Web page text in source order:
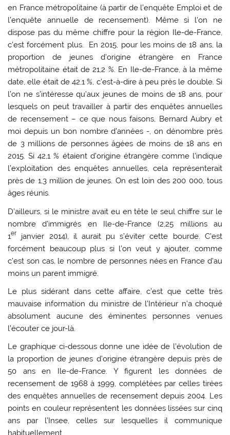
en France métropolitaine (à partir de l’enquête Emploi et de
l’enquête annuelle de recensement). Même si l’on ne
dispose pas du même chiffre pour la région Ile-de-France,
c’est forcément plus. En 2015, pour les moins de 18 ans, la
proportion de jeunes d’origine étrangère en France
métropolitaine était de 21,2 %. En Ile-de-France, à la même
date, elle était de 42,1 %, c’est-à-dire à peu près le double. Si
l’on ne s’intéresse qu’aux jeunes de moins de 18 ans, pour
lesquels on peut travailler à partir des enquêtes annuelles
de recensement – ce que nous faisons, Bernard Aubry et
moi depuis un bon nombre d’années -, on dénombre près
de 3 millions de personnes âgées de moins de 18 ans en
2015. Si 42,1 % étaient d’origine étrangère comme l’indique
l’exploitation des enquêtes annuelles, cela représenterait
près de 1,3 million de jeunes. On est loin des 200 000, tous
âges réunis.
D’ailleurs, si le ministre avait eu en tête le seul chiffre sur le
nombre d’immigrés en Ile-de-France (2,25 millions au
1er
janvier 2014), il aurait pu s’éviter cette bourde. C’est
forcément beaucoup plus si l’on veut y ajouter, comme
c’est son cas, le nombre de personnes nées en France d’au
moins un parent immigré.
Le plus sidérant dans cette affaire, c’est que cette très
mauvaise information du ministre de l’Intérieur n’a choqué
absolument aucune des éminentes personnes venues
l’écouter ce jour-là.
Le graphique ci-dessous donne une idée de l’évolution de
la proportion de jeunes d’origine étrangère depuis près de
50 ans en Ile-de-France. Y figurent les données de
recensement de 1968 à 1999, complétées par celles tirées
des enquêtes annuelles de recensement depuis 2004. Les
points en couleur représentent les données lissées sur cinq
ans par l’Insee, celles sur lesquelles il communique